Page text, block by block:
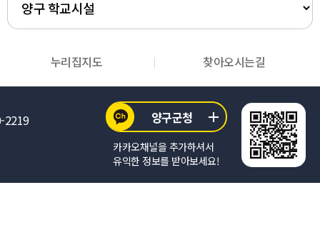
누리집지도 찾아오시는길
2219 양구군청
카카오채널을 추가하셔서
유익한 정보를 받아보세요!